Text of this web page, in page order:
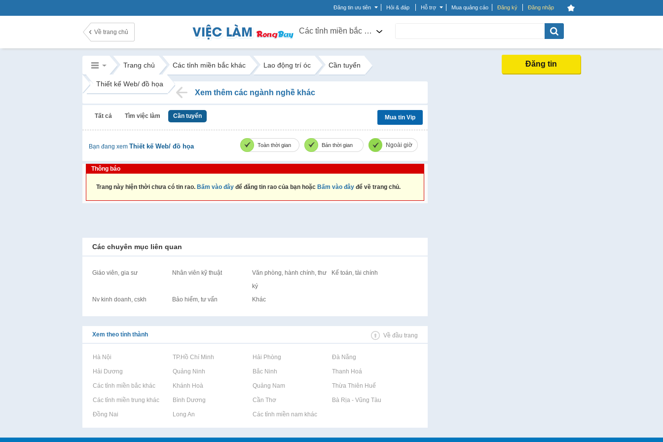
Đăng tin ưu tiên Hỏi & đáp Hỗ trợ Mua quảng cáo Đăng ký Đăng nhập
Về trang chủ Các tỉnh miền bắc khác
Trang chủ Các tỉnh miền bắc khác Lao động trí óc Cần tuyển
Thiết kế Web/ đồ họa
Đăng tin
Xem thêm các ngành nghề khác
Tất cả Tìm việc làm Cần tuyển Mua tin Vip
Bạn đang xem Thiết kế Web/ đồ họa Toàn thời gian Bán thời gian Ngoài giờ
Thông báo
Trang này hiện thời chưa có tin rao. Bấm vào đây để đăng tin rao của bạn hoặc Bấm vào đây để về trang chủ.
Các chuyên mục liên quan
Giáo viên, gia sư Nhân viên kỹ thuật
Văn phòng, hành chính, thư
ký
Kế toán, tài chính
Nv kinh doanh, cskh Bảo hiểm, tư vấn Khác
Xem theo tỉnh thành Về đầu trang
Rao vặt tại Hà Nội Rao vặt tại TP.Hồ Chí Minh Rao vặt tại Hải Phòng Rao vặt tại Đà Nẵng
Rao vặt tại Hải Dương Rao vặt tại Quảng Ninh Rao vặt tại Bắc Ninh Rao vặt tại Thanh Hoá
Rao vặt tại Các tỉnh miền bắc khácRao vặt tại Khánh Hoà Rao vặt tại Quảng Nam Rao vặt tại Thừa Thiên Huế
Rao vặt tại Các tỉnh miền trung khácRao vặt tại Bình Dương Rao vặt tại Cần Thơ Rao vặt tại Bà Rịa - Vũng Tàu
Rao vặt tại Đồng Nai Rao vặt tại Long An Rao vặt tại Các tỉnh miền nam khác